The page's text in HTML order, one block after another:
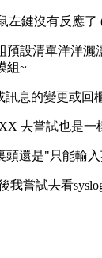
左鍵沒有反應了
預設清單洋洋灑
組~
息的變更或回
去嘗試也是一
頭還是"只能輸
嘗試去看